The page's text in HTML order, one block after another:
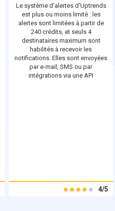
Le système d'alertes d'Uptrends
est plus ou moins limité : les
alertes sont limitées à partir de
240 crédits, et seuls 4
destinataires maximum sont
habilités à recevoir les
notifications. Elles sont envoyées
par e-mail, SMS ou par
intégrations via une API
4/5